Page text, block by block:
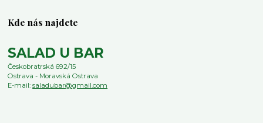
Kde nás najdete
SALAD U BAR
Českobratrská 692/15
Ostrava - Moravská Ostrava
E-mail:saladubar@gmail.com